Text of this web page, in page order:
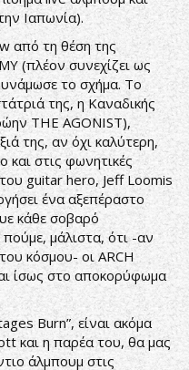
Ιαπωνία).
από τη θέση της
(πλέον συνεχίζει ως
το σχήμα. Το
της, η Καναδικής
THE AGONIST),
της, αν όχι καλύτερη,
και στις φωνητικές
guitar hero, Jeff Loomis
ένα αξεπέραστο
κάθε σοβαρό
μάλιστα, ότι -αν
κόσμου- οι ARCH
ίσως στο αποκορύφωμα
Burn”, είναι ακόμα
και η παρέα του, θα μας
άλμπουμ στις